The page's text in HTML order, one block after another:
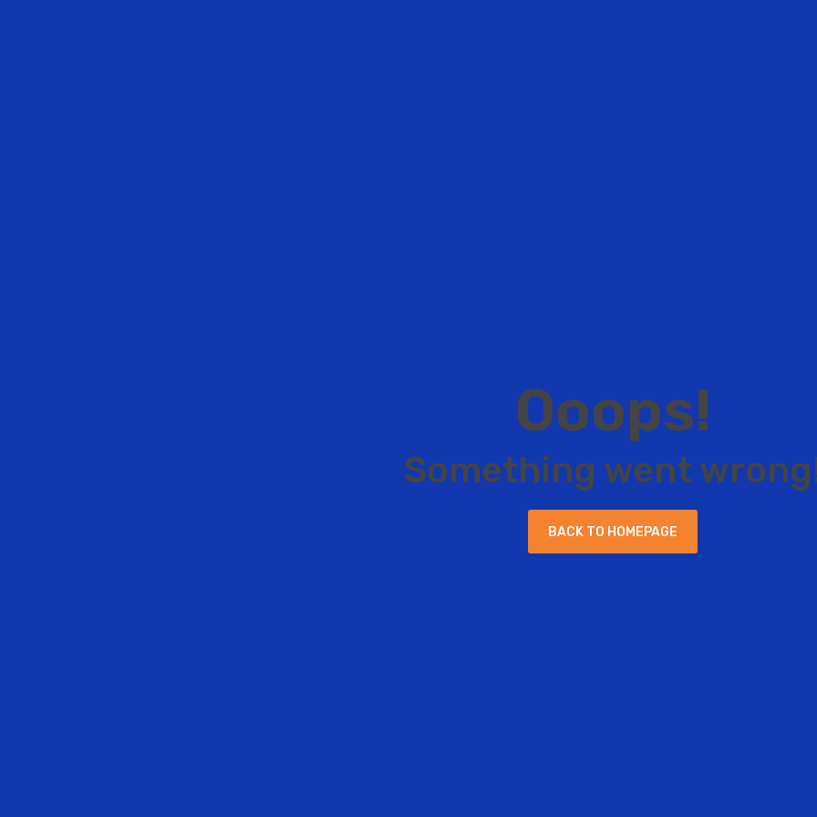
Ooops!
Something went wrong
BACK TO HOM EPAG E